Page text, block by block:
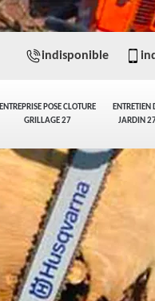
ENTREPRISE POSE CLOTURE
GRILLAGE 27
ENTRETIEN
JARDIN 27
indisponible